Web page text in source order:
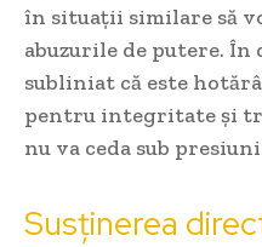
în situații similare să
abuzurile de putere. În
subliniat că este
pentru integritate și
nu va ceda sub
Susținerea